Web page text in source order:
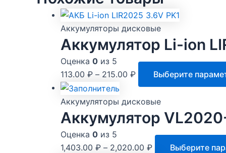
Аккумуляторы дисковые
Аккумулятор Li-ion
Оценка 0 из 5
113.00 ₽ – 215.00 ₽ Выберите
Аккумуляторы дисковые
Аккумулятор
Оценка 0 из 5
1,403.00 ₽ – 2,020.00 ₽ Выберите